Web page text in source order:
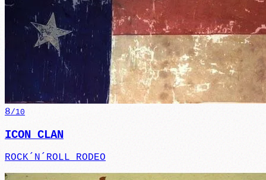
8/10
ICON CLAN
ROCK´N´ROLL RODEO